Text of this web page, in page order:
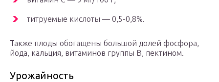
титруемые кислоты — 0,5-0,8%.
Также плоды обогащены большой долей фосфора,
йода, кальция, витаминов группы В, пектином.
Урожайность